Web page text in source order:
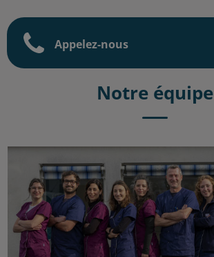
Appelez-nous
Notre équipe